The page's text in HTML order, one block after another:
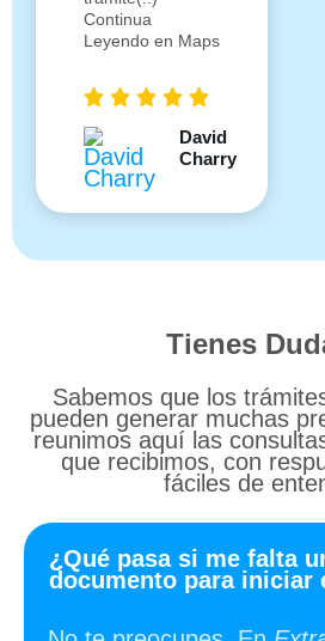
Continua
Leyendo en Maps
David
Charry
Tienes
Sabemos que los
pueden generar muchas
reunimos aquí las
que recibimos, con
fáciles de
¿Qué pasa si me falta
documento para iniciar